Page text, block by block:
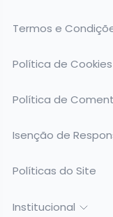
Termos e
Política de Cookies
Política de
Isenção de
Políticas do Site
Institucional